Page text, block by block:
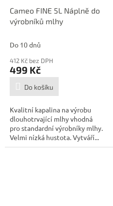
Cameo FINE 5L Náplně do
výrobníků mlhy
Do 10 dnů
412 Kč bez DPH
499 Kč
Do košíku
Kvalitní kapalina na výrobu
dlouhotrvající mlhy vhodná
pro standardní výrobníky mlhy.
Velmi nízká hustota. Vytváří...